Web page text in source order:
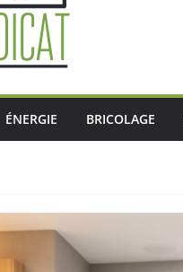
ÉNERGIE BRICOLAGE